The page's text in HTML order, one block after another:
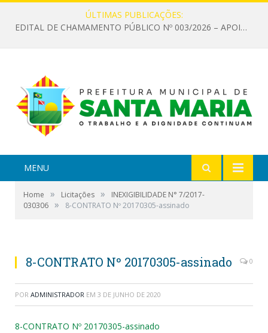
ÚLTIMAS PUBLICAÇÕES:
EDITAL DE CHAMAMENTO PÚBLICO Nº 003/2026 – APOIO À INFRAESTRUTURA CULTURAL
MENU
Home » Licitações »
INEXIGIBILIDADE N° 7/2017-
030306 » 8-CONTRATO Nº 20170305-assinado
8-CONTRATO Nº 20170305-assinado 0
POR ADMINISTRADOR EM 3 DE JUNHO DE 2020
8-CONTRATO Nº 20170305-assinado